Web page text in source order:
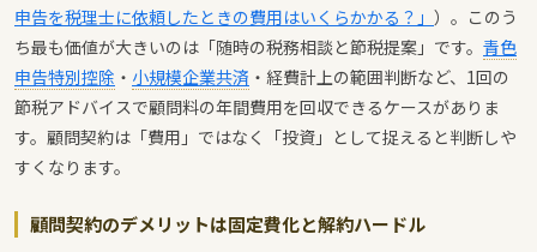
申告を税理士に依頼したときの費用はいくらかかる？」 ）。このう
ち最も価値が大きいのは「随時の税務相談と節税提案」です。 青色
申告特別控除 ・ 小規模企業共済 ・経費計上の範囲判断など、1回の
節税アドバイスで顧問料の年間費用を回収できるケースがありま
す。顧問契約は「費用」ではなく「投資」として捉えると判断しや
すくなります。
顧問契約のデメリットは固定費化と解約ハードル